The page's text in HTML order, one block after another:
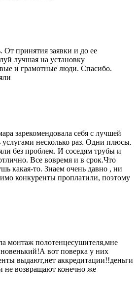
От принятия заявки и до ее
лучшая на установку
и грамотные люди. Спасибо.
зарекомендовала себя с лучшей
несколько раз. Одни плюсы.
без проблем. И соседям трубы и
Все вовремя и в срок.Что
какая-то. Знаем очень давно , ни
конкуренты проплатили, поэтому
монтаж полотенцесушителя,мне
вот поверка у них
выдают,нет аккредитации!!деньги
не возвращают конечно же